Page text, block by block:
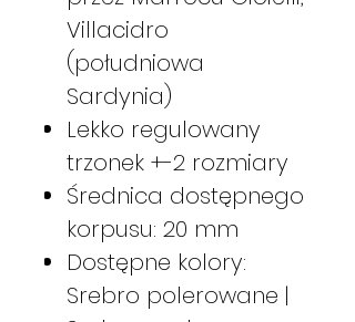
Villacidro
(południowa
Sardynia)
Lekko regulowany
trzonek +-2 rozmiary
Średnica dostępnego
korpusu: 20 mm
Dostępne kolory:
Srebro polerowane |